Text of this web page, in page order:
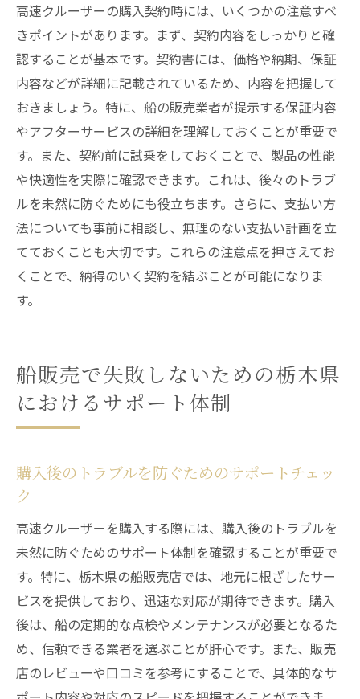
高速クルーザーの購入契約時には、いくつかの注意すべ
きポイントがあります。まず、契約内容をしっかりと確
認することが基本です。契約書には、価格や納期、保証
内容などが詳細に記載されているため、内容を把握して
おきましょう。特に、船の販売業者が提示する保証内容
やアフターサービスの詳細を理解しておくことが重要で
す。また、契約前に試乗をしておくことで、製品の性能
や快適性を実際に確認できます。これは、後々のトラブ
ルを未然に防ぐためにも役立ちます。さらに、支払い方
法についても事前に相談し、無理のない支払い計画を立
てておくことも大切です。これらの注意点を押さえてお
くことで、納得のいく契約を結ぶことが可能になりま
す。
船販売で失敗しないための栃木県
におけるサポート体制
購入後のトラブルを防ぐためのサポートチェッ
ク
高速クルーザーを購入する際には、購入後のトラブルを
未然に防ぐためのサポート体制を確認することが重要で
す。特に、栃木県の船販売店では、地元に根ざしたサー
ビスを提供しており、迅速な対応が期待できます。購入
後は、船の定期的な点検やメンテナンスが必要となるた
め、信頼できる業者を選ぶことが肝心です。また、販売
店のレビューや口コミを参考にすることで、具体的なサ